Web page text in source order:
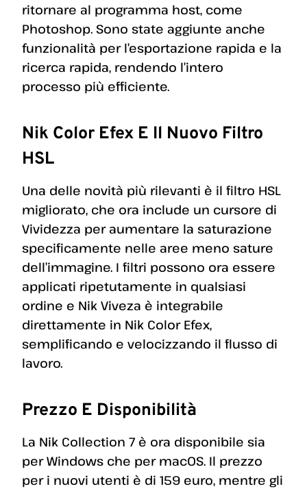
ritornare al programma host, come
Photoshop. Sono state aggiunte anche
funzionalità per l’esportazione rapida e la
ricerca rapida, rendendo l’intero
processo più efficiente.
Nik Color Efex E Il Nuovo Filtro
HSL
Una delle novità più rilevanti è il filtro HSL
migliorato, che ora include un cursore di
Vividezza per aumentare la saturazione
specificamente nelle aree meno sature
dell’immagine. I filtri possono ora essere
applicati ripetutamente in qualsiasi
ordine e Nik Viveza è integrabile
direttamente in Nik Color Efex,
semplificando e velocizzando il flusso di
lavoro.
Prezzo E Disponibilità
La Nik Collection 7 è ora disponibile sia
per Windows che per macOS. Il prezzo
per i nuovi utenti è di 159 euro, mentre gli